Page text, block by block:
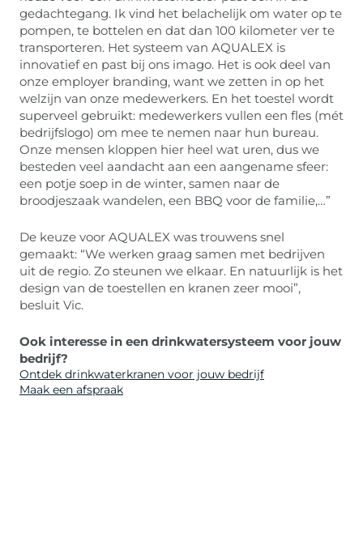
gedachtegang. Ik vind het belachelijk om water op te
pompen, te bottelen en dat dan 100 kilometer ver te
transporteren. Het systeem van AQUALEX is
innovatief en past bij ons imago. Het is ook deel van
onze employer branding, want we zetten in op het
welzijn van onze medewerkers. En het toestel wordt
superveel gebruikt: medewerkers vullen een fles (mét
bedrijfslogo) om mee te nemen naar hun bureau.
Onze mensen kloppen hier heel wat uren, dus we
besteden veel aandacht aan een aangename sfeer:
een potje soep in de winter, samen naar de
broodjeszaak wandelen, een BBQ voor de familie,…”
De keuze voor AQUALEX was trouwens snel
gemaakt: “We werken graag samen met bedrijven
uit de regio. Zo steunen we elkaar. En natuurlijk is het
design van de toestellen en kranen zeer mooi”,
besluit Vic.
Ook interesse in een drinkwatersysteem voor jouw
bedrijf?
Ontdek drinkwaterkranen voor jouw bedrijf
Maak een afspraak